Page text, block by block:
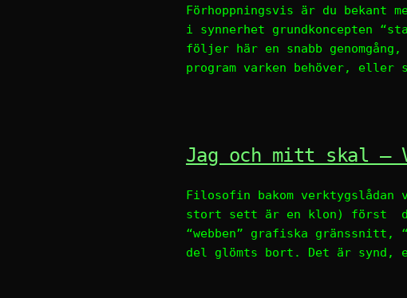
Förhoppningsvis är du bekant
i synnerhet grundkoncepten
följer här en snabb
program varken behöver,
Jag och mitt skal –
Filosofin bakom
stort sett är en klon) först
“webben” grafiska
del glömts bort. Det är synd,